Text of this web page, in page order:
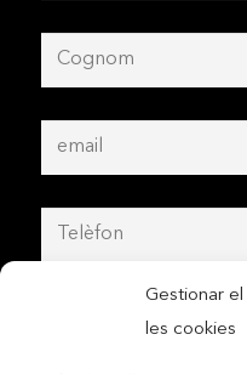
Gestionar
les cookies